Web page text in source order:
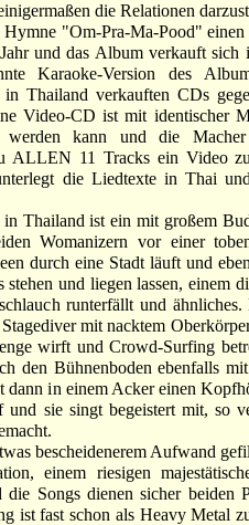
die Relationen
"Om-Pra-Ma-Pood"
und das Album verkauft sich
Karaoke-Version des
Thailand verkauften CDs
Video-CD ist mit identischer
werden kann und die
ALLEN 11 Tracks ein Video
die Liedtexte in Thai
Thailand ist ein mit großem
Womanizern vor einer
durch eine Stadt läuft und
und liegen lassen, einem
runterfällt und
mit nacktem
wirft und Crowd-Surfing
den Bühnenboden ebenfalls
dann in einem Acker einen
sie singt begeistert mit, so
bescheidenerem Aufwand
einem riesigen
Songs dienen sicher beiden
ist fast schon als Heavy Metal